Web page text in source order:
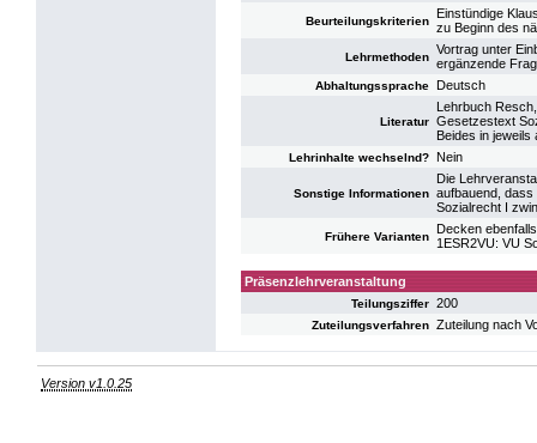
Beurteilungskriterien
Einstündige
zu Beginn des
Lehrmethoden
Vortrag unter
ergänzende
Abhaltungssprache Deutsch
Literatur
Lehrbuch
Gesetzestext
Beides in jeweils
Lehrinhalte wechselnd? Nein
Sonstige Informationen
Die
aufbauend,
Sozialrecht I
Frühere Varianten
Decken
1ESR2VU: VU
Präsenzlehrveranstaltung
Teilungsziffer 200
Zuteilungsverfahren Zuteilung nach
Version v1.0.25